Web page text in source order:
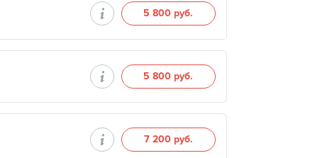
5 800 руб.
5 800 руб.
7 200 руб.